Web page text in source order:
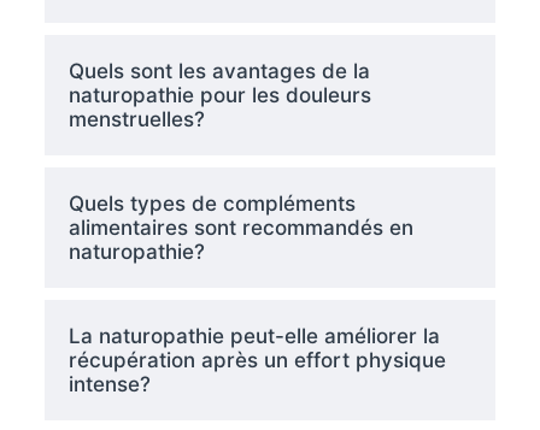
Quels sont les avantages de la
naturopathie pour les douleurs
menstruelles?
Quels types de compléments
alimentaires sont recommandés en
naturopathie?
La naturopathie peut-elle améliorer la
récupération après un effort physique
intense?